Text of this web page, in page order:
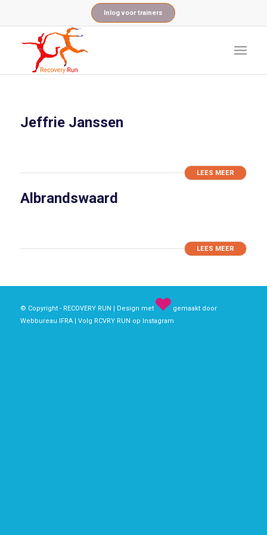
Inlog voor trainers
Jeffrie Janssen
LEES MEER
Albrandswaard
LEES MEER
© Copyright - RECOVERY RUN | Design met
gemaakt door
Webbureau IFRA | Volg RCVRY RUN op Instagram